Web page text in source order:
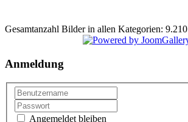
Gesamtanzahl Bilder in allen Kategorien: 9.210
Anmeldung
Angemeldet bleiben